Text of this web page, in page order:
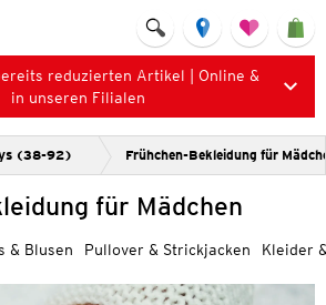
reduzierten Artikel | Online &
in unseren Filialen
(38-92) Frühchen-Bekleidung für
für Mädchen
& Blusen Pullover & Strickjacken Kleider